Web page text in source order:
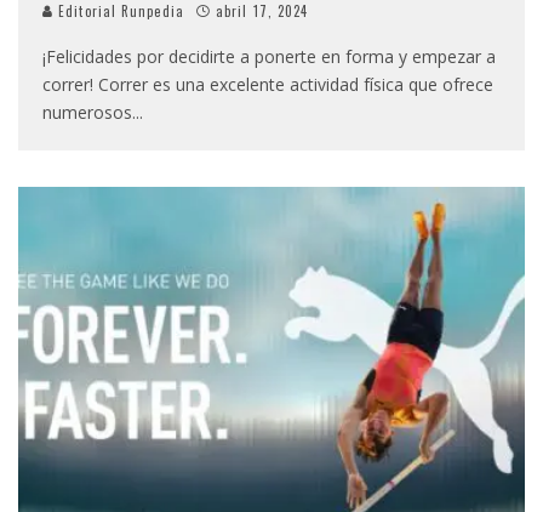
Editorial Runpedia abril 17, 2024
¡Felicidades por decidirte a ponerte en forma y empezar a
correr! Correr es una excelente actividad física que ofrece
numerosos...